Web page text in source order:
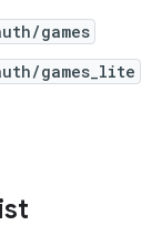
games
games_lite